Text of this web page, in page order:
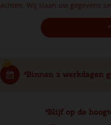
Wij slaan uw gegevens
Binnen 2 werkdagen
Blijf op de